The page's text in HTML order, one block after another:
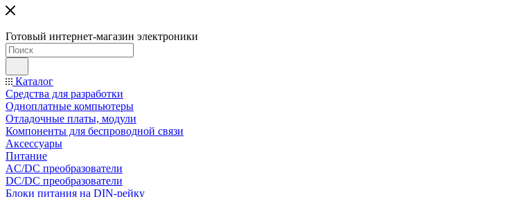
Готовый интернет-магазин электроники
Каталог
Средства для разработки
Одноплатные компьютеры
Отладочные платы, модули
Компоненты для беспроводной связи
Аксессуары
Питание
AC/DC преобразователи
DC/DC преобразователи
Блоки питания на DIN-рейку